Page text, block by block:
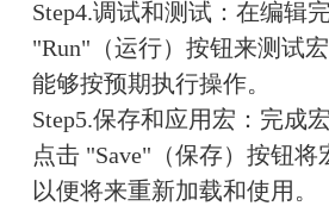
Step4.调试和测试：在编辑
"Run"（运行）按钮来测试
能够按预期执行操作。
Step5.保存和应用宏：完成
点击 "Save"（保存）按钮将
以便将来重新加载和使用。